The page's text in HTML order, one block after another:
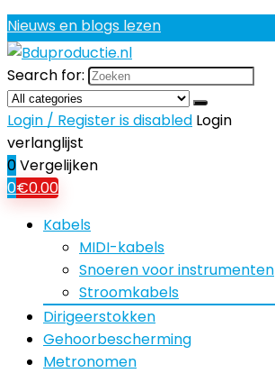
Nieuws en blogs lezen
Search for:
Login / Register is disabled Login
verlanglijst
0Vergelijken
0€0.00
Kabels
MIDI-kabels
Snoeren voor instrumenten
Stroomkabels
Dirigeerstokken
Gehoorbescherming
Metronomen